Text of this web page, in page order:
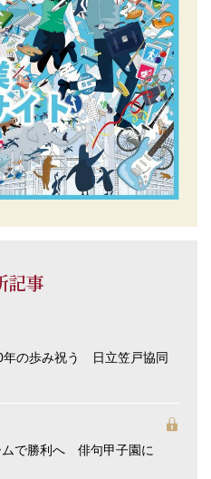
記事
年の歩み祝う 日立笠戸協同
ムで勝利へ 俳句甲子園に